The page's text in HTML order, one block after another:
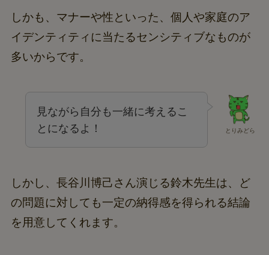
しかも、マナーや性といった、個人や家庭のア
イデンティティに当たるセンシティブなものが
多いからです。
とりみどら
見ながら自分も一緒に考えるこ
とになるよ！
しかし、長谷川博己さん演じる鈴木先生は、ど
の問題に対しても一定の納得感を得られる結論
を用意してくれます。